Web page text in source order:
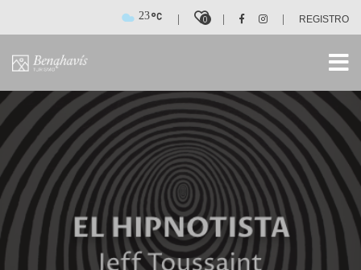
23 0 REGISTRO